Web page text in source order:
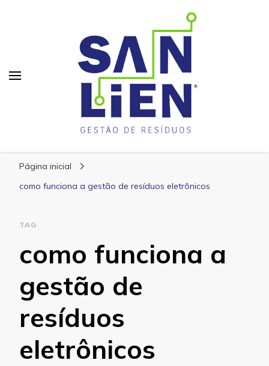
Página inicial
como funciona a gestão de resíduos eletrônicos
TAG
como funciona a
gestão de
resíduos
eletrônicos